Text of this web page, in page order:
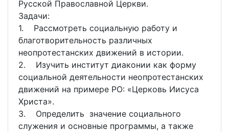
Русской Православной Церкви.
Задачи:
1. Рассмотреть социальную работу и
благотворительность различных
неопротестанских движений в истории.
2. Изучить институт диаконии как форму
социальной деятельности неопротестанских
движений на примере РО: «Церковь Иисуса
Христа».
3. Определить значение социального
служения и основные программы, а также